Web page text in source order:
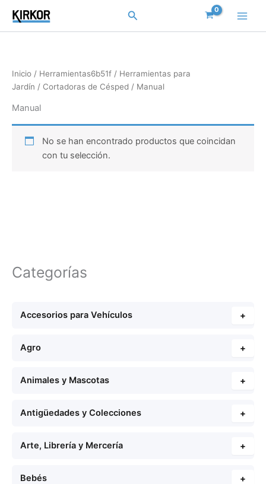
contenido
Buscar
Categorías
Accesorios para Vehículos +
Agro +
Animales y Mascotas +
Antigüedades y Colecciones +
Arte, Librería y Mercería +
Bebés +
Inicio / Herramientas6b51f / Herramientas para
Jardín / Cortadoras de Césped / Manual
Manual
No se han encontrado productos que coincidan
con tu selección.